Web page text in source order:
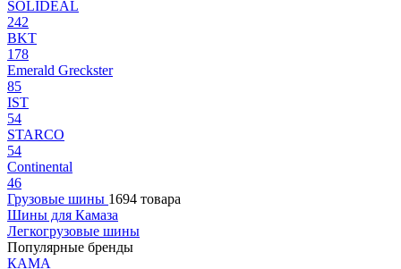
SOLIDEAL
242
BKT
178
Emerald Greckster
85
IST
54
STARCO
54
Continental
46
Грузовые шины 1694 товара
Шины для Камаза
Легкогрузовые шины
Популярные бренды
КАМА